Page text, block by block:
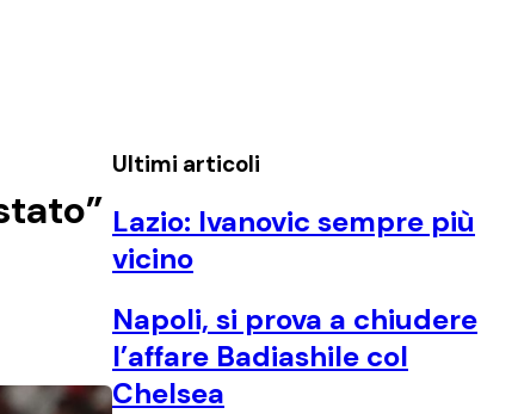
Ultimi articoli
Lazio: Ivanovic sempre più
vicino
Napoli, si prova a chiudere
l’affare Badiashile col
Chelsea